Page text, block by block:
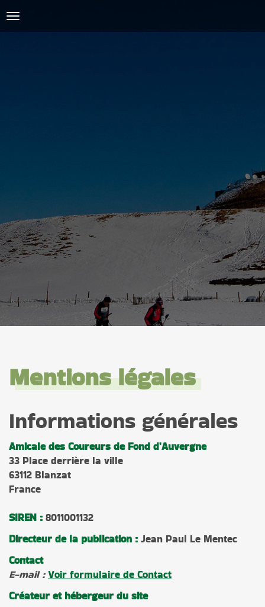
SPIRIDON
Mentions légales
Informations générales
Amicale des Coureurs de Fond d'Auvergne
33 Place derrière la ville
63112 Blanzat
France
SIREN : 8011001132
Directeur de la publication : Jean Paul Le Mentec
Contact
E-mail : Voir formulaire de Contact
Créateur et hébergeur du site